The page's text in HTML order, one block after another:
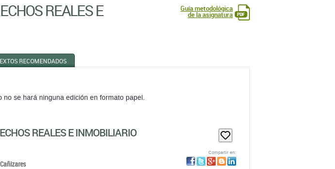
REALES E Guía metodológica
de la asignatura
RECOMENDADOS
no se hará ninguna edición en formato papel.
REALES E INMOBILIARIO
Compartir en: